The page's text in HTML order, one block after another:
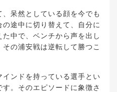
呆然としている顔を今でも
途中に切り替えて、自分に
中で、ベンチから声を出し
の浦安戦は逆転して勝つこ
ンドを持っている選手とい
。そのエピソードに象徴さ